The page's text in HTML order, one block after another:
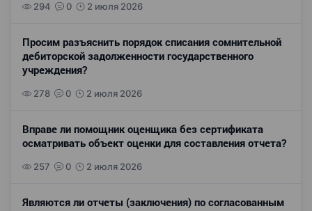
294 0 2 июля 2026
Просим разъяснить порядок списания сомнительной
дебиторской задолженности государственного
учреждения?
278 0 2 июля 2026
Вправе ли помощник оценщика без сертификата
осматривать объект оценки для составления отчета?
257 0 2 июля 2026
Являются ли отчеты (заключения) по согласованным